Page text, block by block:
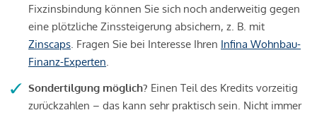
Fixzinsbindung können Sie sich noch anderweitig gegen
eine plötzliche Zinssteigerung absichern, z. B. mit
Zinscaps. Fragen Sie bei Interesse Ihren Infina Wohnbau-
Finanz-Experten.
Sondertilgung möglich? Einen Teil des Kredits vorzeitig
zurückzahlen – das kann sehr praktisch sein. Nicht immer